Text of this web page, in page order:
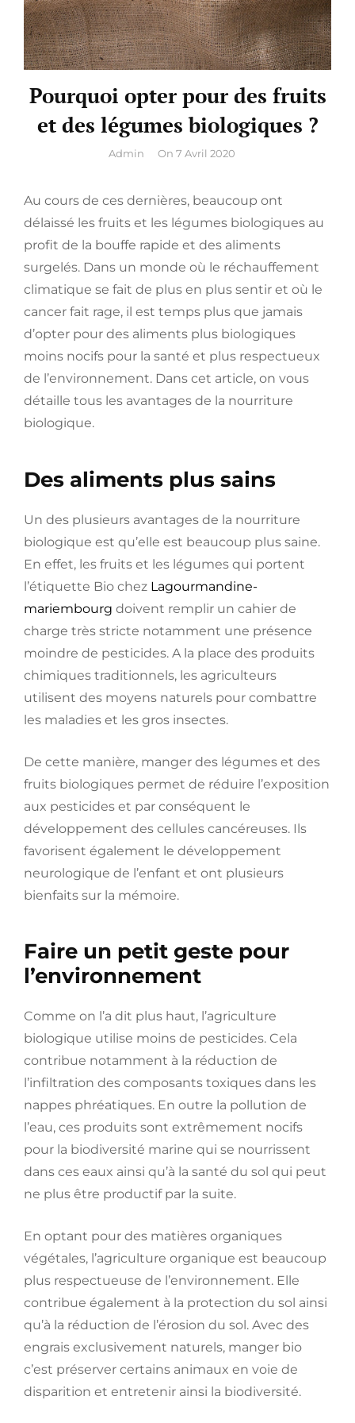
Pourquoi opter pour des fruits
et des légumes biologiques ?
By
Admin On 7 Avril 2020
Au cours de ces dernières, beaucoup ont
délaissé les fruits et les légumes biologiques au
profit de la bouffe rapide et des aliments
surgelés. Dans un monde où le réchauffement
climatique se fait de plus en plus sentir et où le
cancer fait rage, il est temps plus que jamais
d’opter pour des aliments plus biologiques
moins nocifs pour la santé et plus respectueux
de l’environnement. Dans cet article, on vous
détaille tous les avantages de la nourriture
biologique.
Des aliments plus sains
Un des plusieurs avantages de la nourriture
biologique est qu’elle est beaucoup plus saine.
En effet, les fruits et les légumes qui portent
l’étiquette Bio chez Lagourmandine-
mariembourg doivent remplir un cahier de
charge très stricte notamment une présence
moindre de pesticides. A la place des produits
chimiques traditionnels, les agriculteurs
utilisent des moyens naturels pour combattre
les maladies et les gros insectes.
De cette manière, manger des légumes et des
fruits biologiques permet de réduire l’exposition
aux pesticides et par conséquent le
développement des cellules cancéreuses. Ils
favorisent également le développement
neurologique de l’enfant et ont plusieurs
bienfaits sur la mémoire.
Faire un petit geste pour
l’environnement
Comme on l’a dit plus haut, l’agriculture
biologique utilise moins de pesticides. Cela
contribue notamment à la réduction de
l’infiltration des composants toxiques dans les
nappes phréatiques. En outre la pollution de
l’eau, ces produits sont extrêmement nocifs
pour la biodiversité marine qui se nourrissent
dans ces eaux ainsi qu’à la santé du sol qui peut
ne plus être productif par la suite.
En optant pour des matières organiques
végétales, l’agriculture organique est beaucoup
plus respectueuse de l’environnement. Elle
contribue également à la protection du sol ainsi
qu’à la réduction de l’érosion du sol. Avec des
engrais exclusivement naturels, manger bio
c’est préserver certains animaux en voie de
disparition et entretenir ainsi la biodiversité.